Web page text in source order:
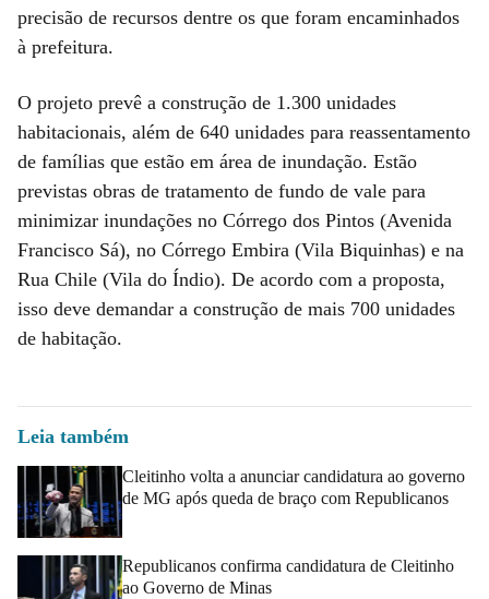
precisão de recursos dentre os que foram encaminhados
à prefeitura.
O projeto prevê a construção de 1.300 unidades
habitacionais, além de 640 unidades para reassentamento
de famílias que estão em área de inundação. Estão
previstas obras de tratamento de fundo de vale para
minimizar inundações no Córrego dos Pintos (Avenida
Francisco Sá), no Córrego Embira (Vila Biquinhas) e na
Rua Chile (Vila do Índio). De acordo com a proposta,
isso deve demandar a construção de mais 700 unidades
de habitação.
Leia também
Cleitinho volta a anunciar candidatura ao governo
de MG após queda de braço com Republicanos
Republicanos confirma candidatura de Cleitinho
ao Governo de Minas